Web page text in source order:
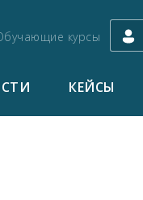
курсы
КЕЙСЫ